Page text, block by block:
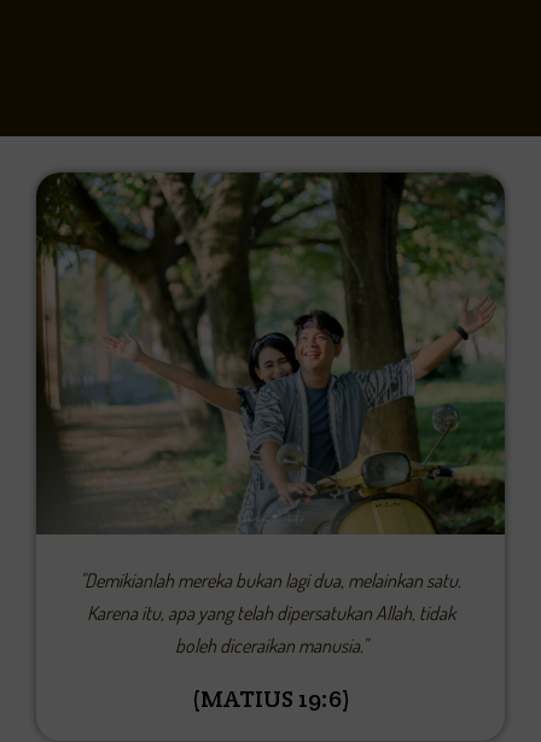
"Demikianlah mereka bukan lagi dua, melainkan satu.
Karena itu, apa yang telah dipersatukan Allah, tidak
boleh diceraikan manusia."
(MATIUS 19:6)